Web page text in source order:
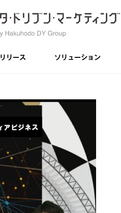
リリース ソリューション